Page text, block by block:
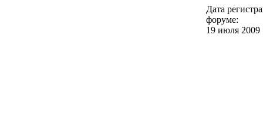
Дата
форуме:
19 июля 2009